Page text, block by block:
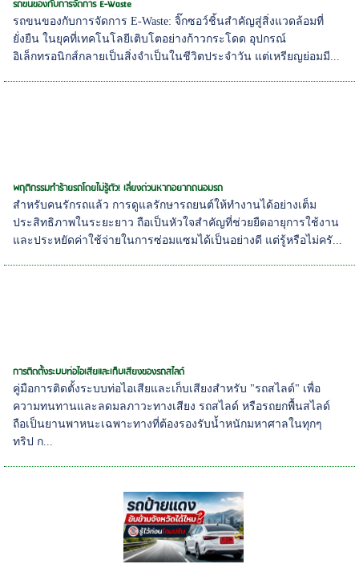
รถขนของกับการจัดการ E-Waste
รถขนของกับการจัดการ E-Waste: จิ๊กซอว์ชิ้นสำคัญสู่สิ่งแวดล้อมที่
ยั่งยืน ในยุคที่เทคโนโลยีเติบโตอย่างก้าวกระโดด อุปกรณ์
อิเล็กทรอนิกส์กลายเป็นสิ่งจำเป็นในชีวิตประจำวัน แต่เหรียญย่อมมี...
พฤติกรรมทำร้ายรถโดยไม่รู้ตัว! เลี่ยงด่วนหากอยากถนอมรถ
สำหรับคนรักรถแล้ว การดูแลรักษารถยนต์ให้ทำงานได้อย่างเต็ม
ประสิทธิภาพในระยะยาว ถือเป็นหัวใจสำคัญที่ช่วยยืดอายุการใช้งาน
และประหยัดค่าใช้จ่ายในการซ่อมแซมได้เป็นอย่างดี แต่รู้หรือไม่ครั...
การติดตั้งระบบท่อไอเสียและเก็บเสียงของรถสไลด์
คู่มือการติดตั้งระบบท่อไอเสียและเก็บเสียงสำหรับ "รถสไลด์" เพื่อ
ความทนทานและลดมลภาวะทางเสียง รถสไลด์ หรือรถยกพื้นสไลด์
ถือเป็นยานพาหนะเฉพาะทางที่ต้องรองรับน้ำหนักมหาศาลในทุกๆ
ทริป ก...